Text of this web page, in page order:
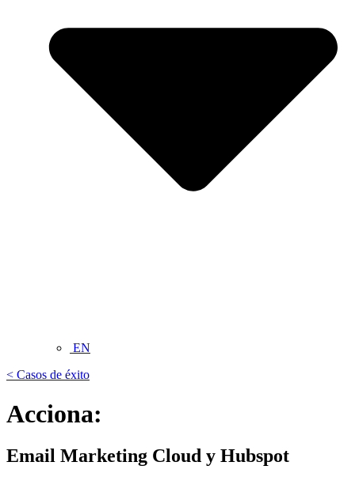
EN
< Casos de éxito
Acciona:
Email Marketing Cloud y Hubspot